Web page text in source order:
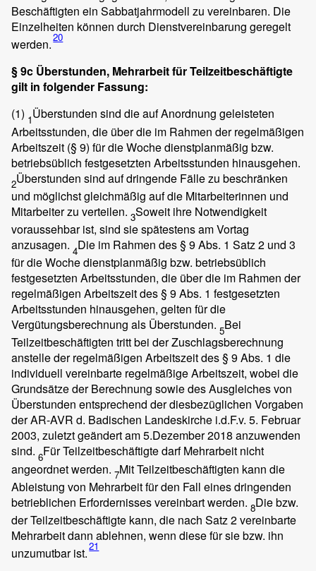
Beschäftigten ein Sabbatjahrmodell zu vereinbaren. Die
Einzelheiten können durch Dienstvereinbarung geregelt
werden.20
§ 9c Überstunden, Mehrarbeit für Teilzeitbeschäftigte
gilt in folgender Fassung:
(1) 1Überstunden sind die auf Anordnung geleisteten
Arbeitsstunden, die über die im Rahmen der regelmäßigen
Arbeitszeit (§ 9) für die Woche dienstplanmäßig bzw.
betriebsüblich festgesetzten Arbeitsstunden hinausgehen.
2Überstunden sind auf dringende Fälle zu beschränken
und möglichst gleichmäßig auf die Mitarbeiterinnen und
Mitarbeiter zu verteilen. 3Soweit ihre Notwendigkeit
voraussehbar ist, sind sie spätestens am Vortag
anzusagen. 4Die im Rahmen des § 9 Abs. 1 Satz 2 und 3
für die Woche dienstplanmäßig bzw. betriebsüblich
festgesetzten Arbeitsstunden, die über die im Rahmen der
regelmäßigen Arbeitszeit des § 9 Abs. 1 festgesetzten
Arbeitsstunden hinausgehen, gelten für die
Vergütungsberechnung als Überstunden. 5Bei
Teilzeitbeschäftigten tritt bei der Zuschlagsberechnung
anstelle der regelmäßigen Arbeitszeit des § 9 Abs. 1 die
individuell vereinbarte regelmäßige Arbeitszeit, wobei die
Grundsätze der Berechnung sowie des Ausgleiches von
Überstunden entsprechend der diesbezüglichen Vorgaben
der AR-AVR d. Badischen Landeskirche i.d.F.v. 5. Februar
2003, zuletzt geändert am 5.Dezember 2018 anzuwenden
sind. 6Für Teilzeitbeschäftigte darf Mehrarbeit nicht
angeordnet werden. 7Mit Teilzeitbeschäftigten kann die
Ableistung von Mehrarbeit für den Fall eines dringenden
betrieblichen Erfordernisses vereinbart werden. 8Die bzw.
der Teilzeitbeschäftigte kann, die nach Satz 2 vereinbarte
Mehrarbeit dann ablehnen, wenn diese für sie bzw. ihn
unzumutbar ist.21